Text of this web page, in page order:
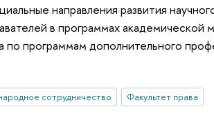
направления развития
в программах
по программам дополнительного
сотрудничество Факультет права